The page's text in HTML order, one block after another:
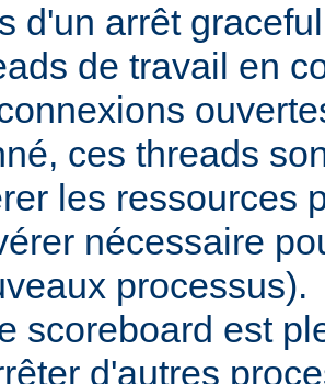
d'un arrêt
de travail en
ces threads
les ressources
nécessaire
processus).
scoreboard est
d'autres